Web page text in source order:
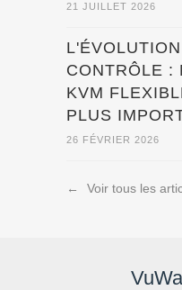
21 JUILLET 2026
CONTRÔLE :
KVM
PLUS
26 FÉVRIER 2026
← Voir tous les